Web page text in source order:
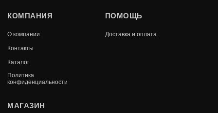
НАБОР КАМИННЫЙ D41111АК (73Х23,3ПР.,
ЧЕРН.С АНТ.ЛАТ.)
3 414
КОМПАНИЯ
О компании
Контакты
Каталог
Политика
конфиденциальности
ПОМОЩЬ
Доставка и оплата
МАГАЗИН